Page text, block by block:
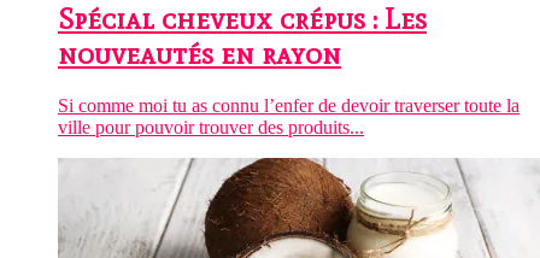
Spécial cheveux crépus : Les
nouveautés en rayon
Si comme moi tu as connu l’enfer de devoir traverser toute la
ville pour pouvoir trouver des produits...